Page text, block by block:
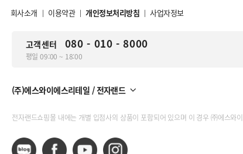
회사소개 | 이용약관 | 개인정보처리방침 | 사업자정보
고객센터 080 - 010 - 8000
평일 09:00 ~ 18:00
(주)에스와이에스리테일 / 전자랜드
전자랜드쇼핑몰 내에는 개별 입점사의 상품이 포함되어 있으며 이 경우 ㈜에스